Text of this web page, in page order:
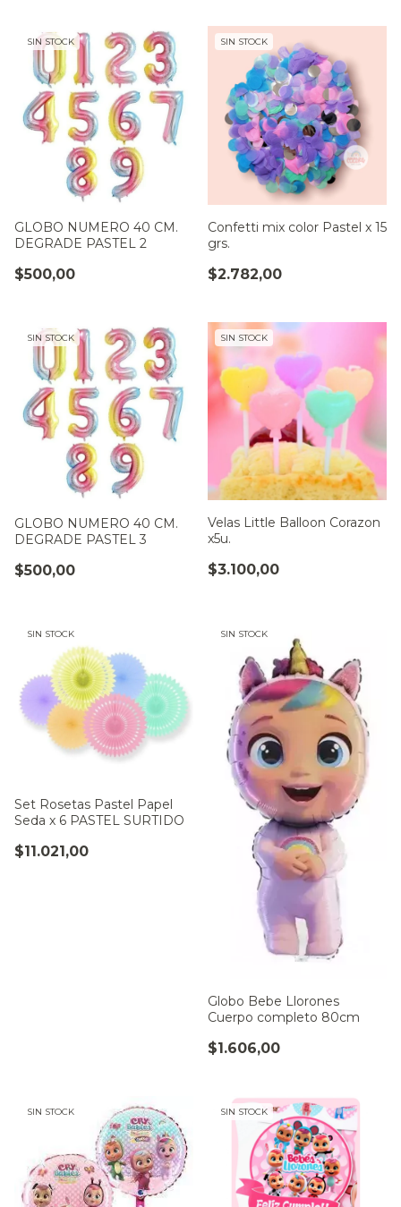
SIN STOCK
GLOBO NUMERO 40 CM.
DEGRADE PASTEL 2
$500,00
SIN STOCK
Confetti mix color Pastel x 15
grs.
$2.782,00
SIN STOCK
GLOBO NUMERO 40 CM.
DEGRADE PASTEL 3
$500,00
SIN STOCK
Velas Little Balloon Corazon
x5u.
$3.100,00
SIN STOCK
Set Rosetas Pastel Papel
Seda x 6 PASTEL SURTIDO
$11.021,00
SIN STOCK
Globo Bebe Llorones
Cuerpo completo 80cm
$1.606,00
SIN STOCK SIN STOCK